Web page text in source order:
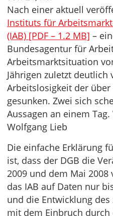
Nach einer aktuell
Instituts für
(IAB) [PDF – 1.2 MB] –
Bundesagentur für
Arbeitsmarktsituation
Jährigen zuletzt deutlich
Arbeitslosigkeit der über
gesunken. Zwei sich
Aussagen an einem
Wolfgang Lieb
Die einfache Erklärung
ist, dass der DGB die
2009 und dem Mai
das IAB auf Daten nur
und die Entwicklung des
mit dem Einbruch